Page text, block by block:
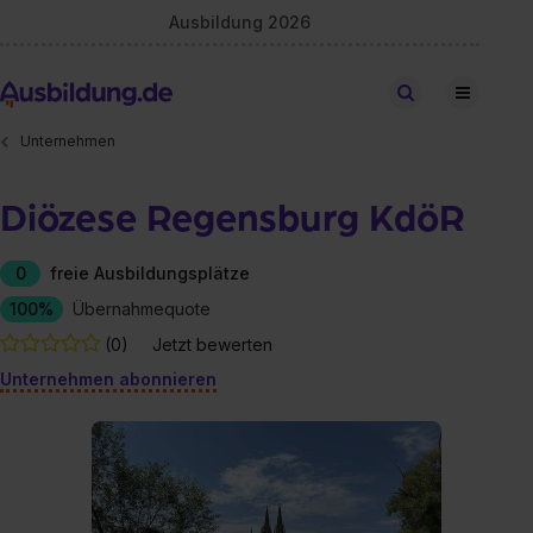
Ausbildung 2026
Stellen finden
Unternehmen
Diözese Regensburg KdöR
0
freie Ausbildungsplätze
100%
Übernahmequote
(0)
Jetzt bewerten
Unternehmen abonnieren